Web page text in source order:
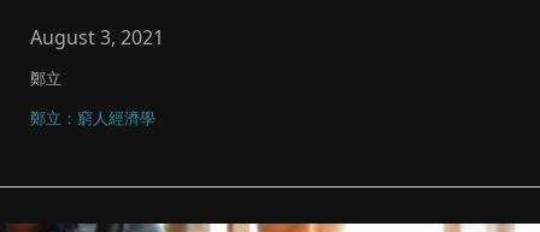
August 3, 2021
鄭立
鄭立：窮人經濟學